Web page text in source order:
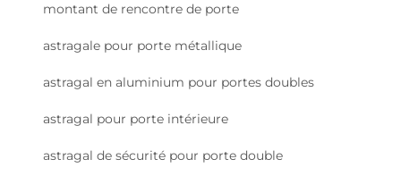
montant de rencontre de porte
astragale pour porte métallique
astragal en aluminium pour portes doubles
astragal pour porte intérieure
astragal de sécurité pour porte double